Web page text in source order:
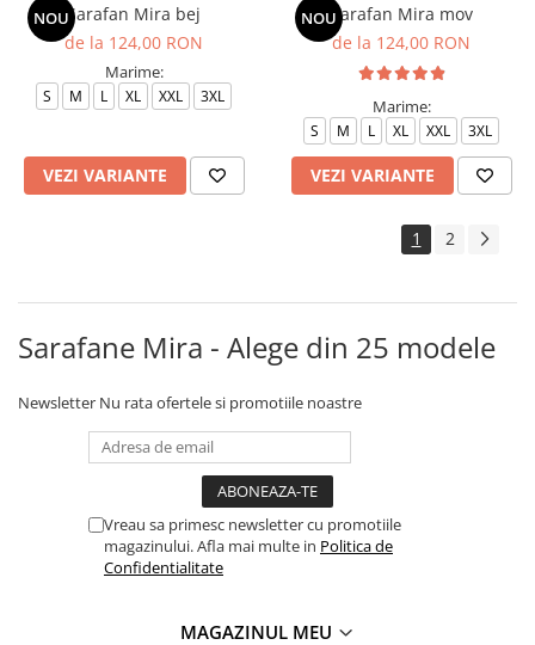
NOUSarafan Mira bej
de la 124,00 RON
Marime:
S M L XL XXL 3XL
VEZI VARIANTE
NOUSarafan Mira mov
de la 124,00 RON
Marime:
S M L XL XXL 3XL
VEZI VARIANTE
1 2
Sarafane Mira - Alege din 25 modele
Newsletter Nu rata ofertele si promotiile noastre
Vreau sa primesc newsletter cu promotiile
magazinului. Afla mai multe in Politica de
Confidentialitate
MAGAZINUL MEU